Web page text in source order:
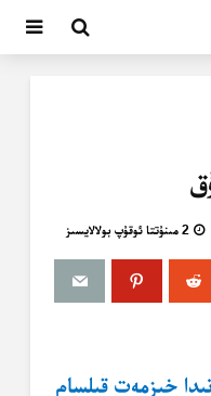
2 مىنۇتتا ئوقۇپ بولالايسىز
خىزمەت قىلسام